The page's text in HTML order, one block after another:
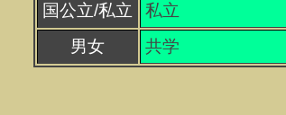
国公立/私立
私立
男女
共学